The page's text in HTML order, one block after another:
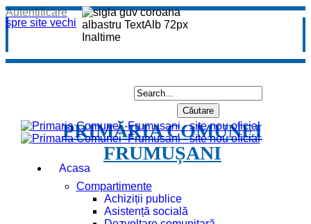
spre site vechi
Autentificare
PRIMĂRIA COMUNEI
FRUMUȘANI
Acasa
Compartimente
Achiziții publice
Asistență socială